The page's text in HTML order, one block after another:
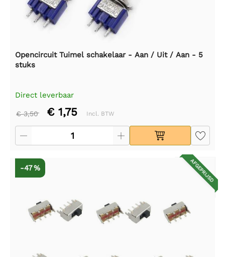
Opencircuit Tuimel schakelaar - Aan / Uit / Aan - 5
stuks
Direct leverbaar
€ 3,50 € 1,75 Incl. BTW
AFGEPRIJSD
-47 %